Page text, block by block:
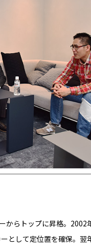
からトップに昇格。2002
として定位置を確保。翌